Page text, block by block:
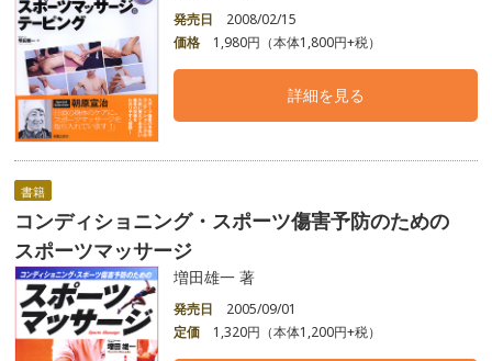
発売日
2008/02/15
価格
1,980円（本体1,800円+税）
詳細を見る
書籍
コンディショニング・スポーツ傷害予防のための
スポーツマッサージ
増田雄一 著
発売日
2005/09/01
定価
1,320円（本体1,200円+税）